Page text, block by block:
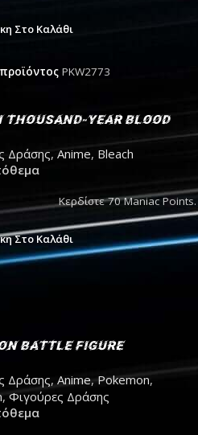
Στο Καλάθι
PKW2773
Thousand-Year Blood
Uryu Ishida action figure
Δράσης, Anime, Bleach
Κερδίστε70Maniac Points.
Στο Καλάθι
Battle Figure
Δράσης, Anime, Pokemon,
, Φιγούρες Δράσης